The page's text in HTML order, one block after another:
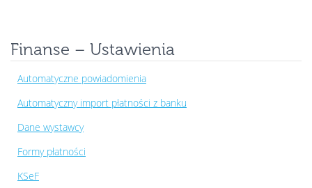
Finanse – Ustawienia
Automatyczne powiadomienia
Automatyczny import płatności z banku
Dane wystawcy
Formy płatności
KSeF